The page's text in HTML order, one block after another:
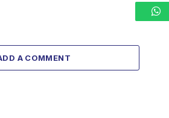
A COMMENT